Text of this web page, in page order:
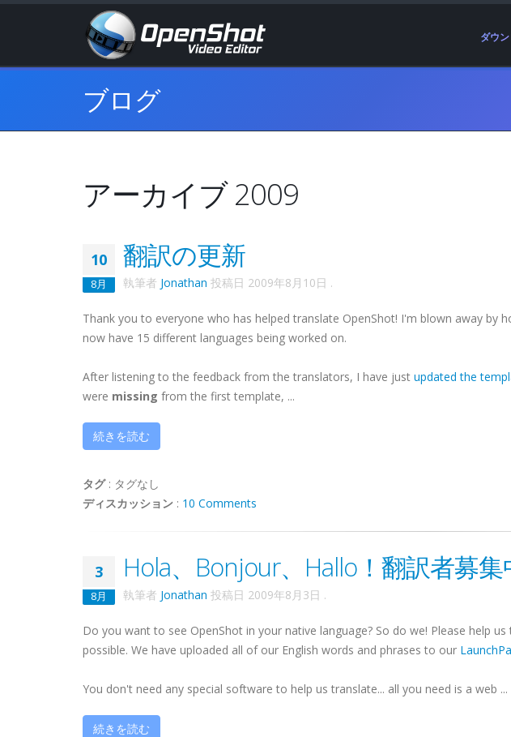
ダウ
ブログ
アーカイブ 2009
10
8月
翻訳の更新
執筆者 Jonathan 投稿日 2009年8月10日 .
Thank you to everyone who has helped translate OpenShot! I'm blown away by
now have 15 different languages being worked on.
After listening to the feedback from the translators, I have just updated the
were missing from the first template, ...
続きを読む
タグ: タグなし
ディスカッション : 10 Comments
3
8月
Hola、Bonjour、Hallo！翻訳者募集
執筆者 Jonathan 投稿日 2009年8月3日 .
Do you want to see OpenShot in your native language? So do we! Please help
possible. We have uploaded all of our English words and phrases to our
You don't need any special software to help us translate... all you need is a web ...
続きを読む